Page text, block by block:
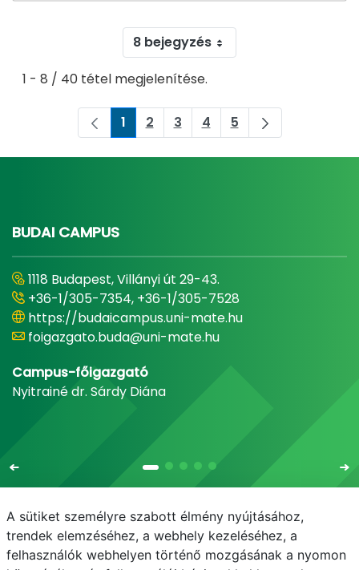
8 bejegyzés
1 - 8 / 40 tétel megjelenítése.
Oldal
1 Oldal
2 Oldal
3 Oldal
4 Oldal
5
BUDAI CAMPUS
1118 Budapest, Villányi út 29-43.
+36-1/305-7354, +36-1/305-7528
https://budaicampus.uni-mate.hu
foigazgato.buda@uni-mate.hu
Campus-főigazgató
Nyitrainé dr. Sárdy Diána
E-mail Telefonkönyv NEPTUN E-learning
A sütiket személyre szabott élmény nyújtásához,
trendek elemzéséhez, a webhely kezeléséhez, a
felhasználók webhelyen történő mozgásának a nyomon